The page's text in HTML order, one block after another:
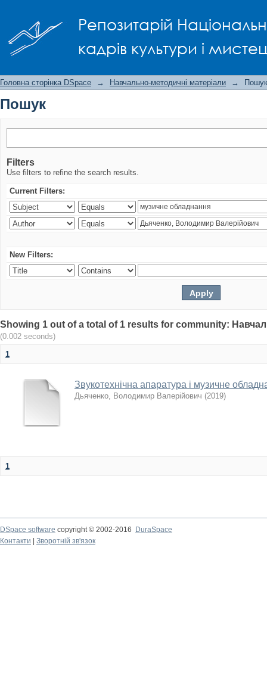
Репозитарій
кадрів культури і
Головна сторінка DSpace → Навчально-методичні матеріали → Пошук
Пошук
Filters
Use filters to refine the search results.
Current Filters:
New Filters:
Showing 1 out of a total of 1 results for community:
(0.002 seconds)
1
Звукотехнічна апаратура і музичне
Дьяченко, Володимир Валерійович (2019)
1
DSpace software copyright © 2002-2016
DuraSpace
Контакти
Зворотній зв'язок